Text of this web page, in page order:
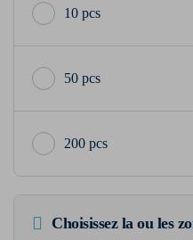
10 pcs
50 pcs
200 pcs
Choisissez la ou les